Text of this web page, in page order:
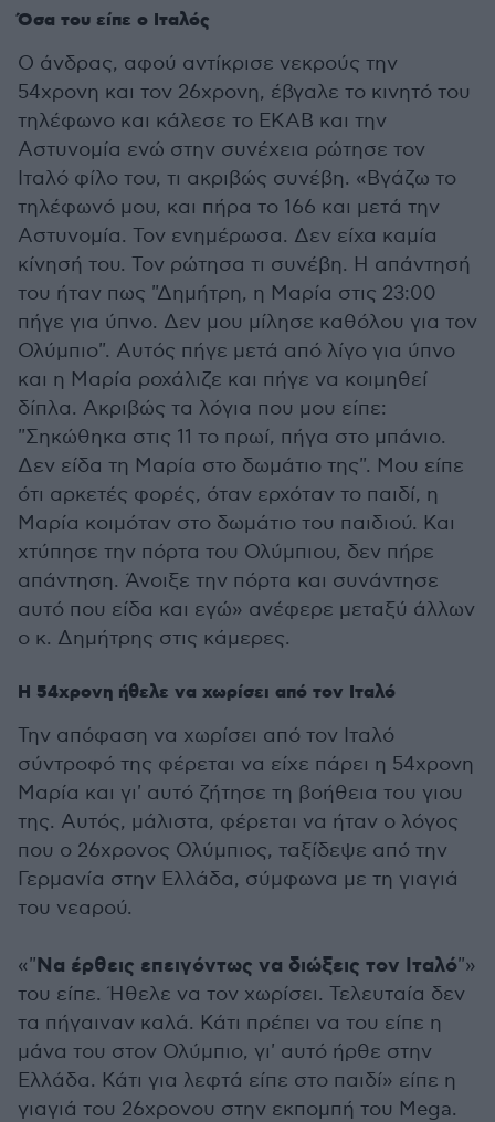
Όσα του είπε ο Ιταλός
Ο άνδρας, αφού αντίκρισε νεκρούς την
54χρονη και τον 26χρονη, έβγαλε το κινητό του
τηλέφωνο και κάλεσε το ΕΚΑΒ και την
Αστυνομία ενώ στην συνέχεια ρώτησε τον
Ιταλό φίλο του, τι ακριβώς συνέβη. «Βγάζω το
τηλέφωνό μου, και πήρα το 166 και μετά την
Αστυνομία. Τον ενημέρωσα. Δεν είχα καμία
κίνησή του. Τον ρώτησα τι συνέβη. Η απάντησή
του ήταν πως "Δημήτρη, η Μαρία στις 23:00
πήγε για ύπνο. Δεν μου μίλησε καθόλου για τον
Ολύμπιο". Αυτός πήγε μετά από λίγο για ύπνο
και η Μαρία ροχάλιζε και πήγε να κοιμηθεί
δίπλα. Ακριβώς τα λόγια που μου είπε:
"Σηκώθηκα στις 11 το πρωί, πήγα στο μπάνιο.
Δεν είδα τη Μαρία στο δωμάτιο της". Μου είπε
ότι αρκετές φορές, όταν ερχόταν το παιδί, η
Μαρία κοιμόταν στο δωμάτιο του παιδιού. Και
χτύπησε την πόρτα του Ολύμπιου, δεν πήρε
απάντηση. Άνοιξε την πόρτα και συνάντησε
αυτό που είδα και εγώ» ανέφερε μεταξύ άλλων
ο κ. Δημήτρης στις κάμερες.
Η 54χρονη ήθελε να χωρίσει από τον Ιταλό
Την απόφαση να χωρίσει από τον Ιταλό
σύντροφό της φέρεται να είχε πάρει η 54χρονη
Μαρία και γι' αυτό ζήτησε τη βοήθεια του γιου
της. Αυτός, μάλιστα, φέρεται να ήταν ο λόγος
που ο 26χρονος Ολύμπιος, ταξίδεψε από την
Γερμανία στην Ελλάδα, σύμφωνα με τη γιαγιά
του νεαρού.
«"Να έρθεις επειγόντως να διώξεις τον Ιταλό"»
του είπε. Ήθελε να τον χωρίσει. Τελευταία δεν
τα πήγαιναν καλά. Κάτι πρέπει να του είπε η
μάνα του στον Ολύμπιο, γι' αυτό ήρθε στην
Ελλάδα. Κάτι για λεφτά είπε στο παιδί» είπε η
γιαγιά του 26χρονου στην εκπομπή του Mega.